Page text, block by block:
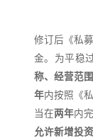
修订后《私
金。为平稳
称、经营范围
年内按照《
当在两年内
允许新增投